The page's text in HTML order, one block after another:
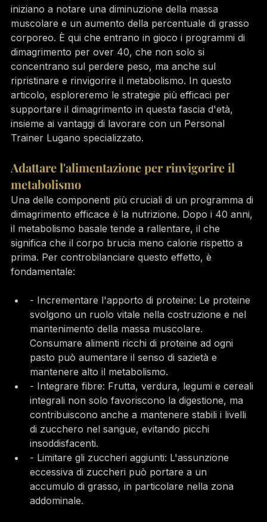
iniziano a notare una diminuzione della massa
muscolare e un aumento della percentuale di grasso
corporeo. È qui che entrano in gioco i programmi di
dimagrimento per over 40, che non solo si
concentrano sul perdere peso, ma anche sul
ripristinare e rinvigorire il metabolismo. In questo
articolo, esploreremo le strategie più efficaci per
supportare il dimagrimento in questa fascia d'età,
insieme ai vantaggi di lavorare con un Personal
Trainer Lugano specializzato.
Adattare l'alimentazione per rinvigorire il
metabolismo
Una delle componenti più cruciali di un programma di
dimagrimento efficace è la nutrizione. Dopo i 40 anni,
il metabolismo basale tende a rallentare, il che
significa che il corpo brucia meno calorie rispetto a
prima. Per controbilanciare questo effetto, è
fondamentale:
- Incrementare l'apporto di proteine: Le proteine
svolgono un ruolo vitale nella costruzione e nel
mantenimento della massa muscolare.
Consumare alimenti ricchi di proteine ad ogni
pasto può aumentare il senso di sazietà e
mantenere alto il metabolismo.
- Integrare fibre: Frutta, verdura, legumi e cereali
integrali non solo favoriscono la digestione, ma
contribuiscono anche a mantenere stabili i livelli
di zucchero nel sangue, evitando picchi
insoddisfacenti.
- Limitare gli zuccheri aggiunti: L'assunzione
eccessiva di zuccheri può portare a un
accumulo di grasso, in particolare nella zona
addominale.